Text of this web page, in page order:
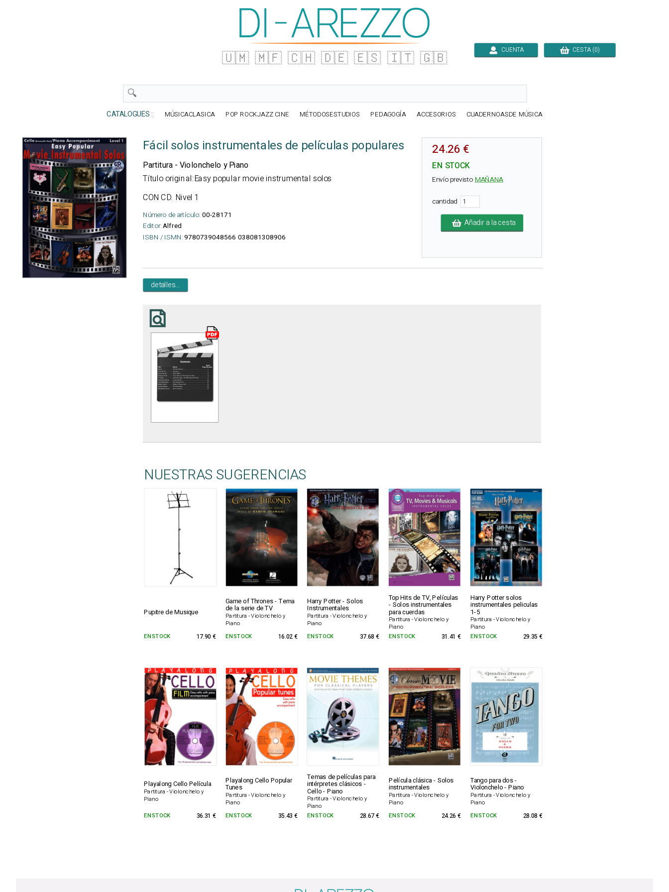
🇺🇲 🇲🇫 🇨🇭 🇩🇪 🇪🇸 🇮🇹 🇬🇧 CUENTA CESTA (0)
CATALOGUES : MÚSICACLASICA POP ROCKJAZZ CINE MÉTODOSESTUDIOS PEDAGOGÍA ACCESORIOS CUADERNOASDE MÚSICA
Fácil solos instrumentales de películas populares
Partitura - Violonchelo y Piano
Título original:Easy popular movie instrumental solos
CON CD. Nivel 1
Número de artículo: 00-28171
Editor:Alfred
ISBN / ISMN:9780739048566 038081308906
24.26 €
EN STOCK
Envío previstoMAÑANA
cantidad
Añadir a la cesta
detalles...
NUESTRAS SUGERENCIAS
Pupitre de Musique
Game of Thrones - Tema
de la serie de TV
Partitura - Violonchelo y
Piano
Harry Potter - Solos
Instrumentales
Partitura - Violonchelo y
Piano
Top Hits de TV, Películas
- Solos instrumentales
para cuerdas
Partitura - Violonchelo y
Piano
Harry Potter solos
instrumentales peliculas
1-5
Partitura - Violonchelo y
Piano
EN STOCK 17.90 € EN STOCK 16.02 € EN STOCK 37.68 € EN STOCK 31.41 € EN STOCK 29.35 €
Playalong Cello Película
Partitura - Violonchelo y
Piano
Playalong Cello Popular
Tunes
Partitura - Violonchelo y
Piano
Temas de películas para
intérpretes clásicos -
Cello - Piano
Partitura - Violonchelo y
Piano
Película clásica - Solos
instrumentales
Partitura - Violonchelo y
Piano
Tango para dos -
Violonchelo - Piano
Partitura - Violonchelo y
Piano
EN STOCK 36.31 € EN STOCK 35.43 € EN STOCK 28.67 € EN STOCK 24.26 € EN STOCK 28.08 €